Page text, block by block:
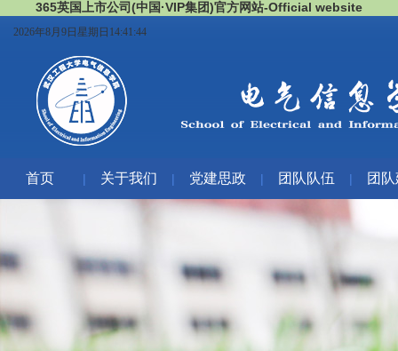
365英国上市公司(中国·VIP集团)官方网站-Official website
2026年8月9日星期日14:41:45
首页 | 关于我们 | 党建思政 | 团队队伍 | 团